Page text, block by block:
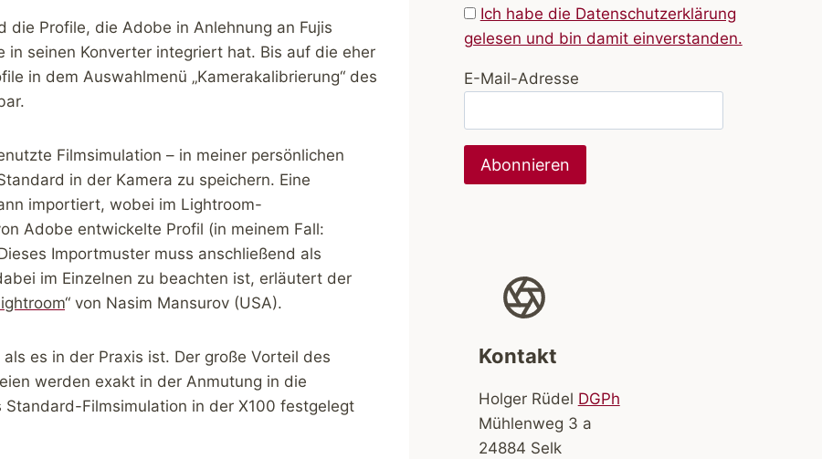
die Profile, die Adobe in Anlehnung an Fujis
seinen Konverter integriert hat. Bis auf die eher
in dem Auswahlmenü „Kamerakalibrierung“ des
Filmsimulation – in meiner persönlichen
in der Kamera zu speichern. Eine
importiert, wobei im Lightroom-
Adobe entwickelte Profil (in meinem Fall:
Importmuster muss anschließend als
im Einzelnen zu beachten ist, erläutert der
“ von Nasim Mansurov (USA).
es in der Praxis ist. Der große Vorteil des
werden exakt in der Anmutung in die
Filmsimulation in der X100 festgelegt
Ich habe die Datenschutzerklärung
gelesen und bin damit einverstanden.
E-Mail-Adresse
Kontakt
Holger Rüdel DGPh
Mühlenweg 3 a
24884 Selk